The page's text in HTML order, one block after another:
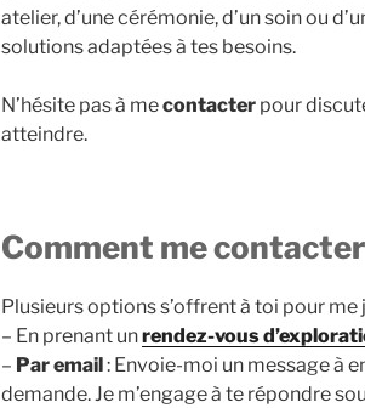
atelier, d’une cérémonie, d’un soin ou
solutions adaptées à tes besoins.
N’hésite pas à mecontacter pour
atteindre.
Comment me
Plusieurs options s’offrent à toi pour me
– En prenant unrendez-vous
– Par email : Envoie-moi un message à
demande. Je m’engage à te répondre